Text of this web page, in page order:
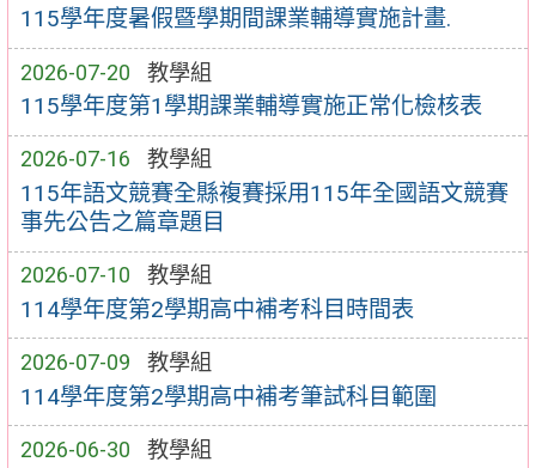
115學年度暑假暨學期間課業輔導實施計畫.
2026-07-20 教學組
115學年度第1學期課業輔導實施正常化檢核表
2026-07-16 教學組
115年語文競賽全縣複賽採用115年全國語文競賽
事先公告之篇章題目
2026-07-10 教學組
114學年度第2學期高中補考科目時間表
2026-07-09 教學組
114學年度第2學期高中補考筆試科目範圍
2026-06-30 教學組